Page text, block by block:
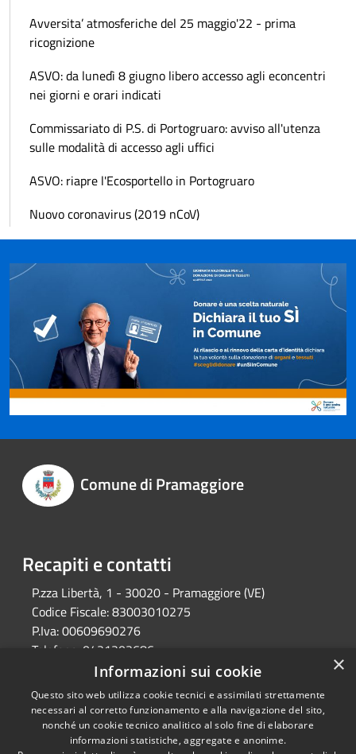
Avversita’ atmosferiche del 25 maggio'22 - prima
ricognizione
ASVO: da lunedì 8 giugno libero accesso agli econcentri
nei giorni e orari indicati
Commissariato di P.S. di Portogruaro: avviso all'utenza
sulle modalità di accesso agli uffici
ASVO: riapre l'Ecosportello in Portogruaro
Nuovo coronavirus (2019 nCoV)
Comune di Pramaggiore
Recapiti e contatti
P.zza Libertà, 1 - 30020 - Pramaggiore (VE)
Codice Fiscale:83003010275
P.Iva:00609690276
Telefono: 0421203686
protocollo@comune.pramaggiore.ve.it
Pec:
protocollo.comune.pramaggiore.ve@pecveneto.it
Copyright © 2026 • Comune di
×
Informazioni sui cookie
Questo sito web utilizza cookie tecnici e assimilati strettamente
necessari al corretto funzionamento e alla navigazione del sito,
nonché un cookie tecnico analitico al solo fine di elaborare
informazioni statistiche, aggregate e anonime.